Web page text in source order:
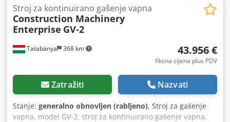
Tatabánya 368 km
Stroj za kontinuirano gašenje vapna
Construction Machinery
Enterprise GV-2
43.956 €
fiksna cijena plus PDV
Zatražiti Nazvati
Stanje: generalno obnovljen (rabljeno), Stroj za gašenje
vapna, model GV-2, stroj za kontinuirano gašenje vapna,